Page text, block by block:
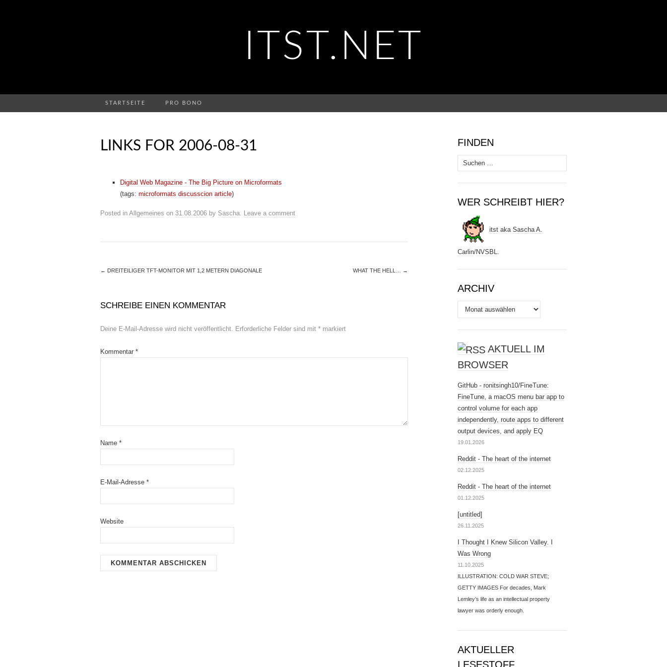
ITST.NET
STARTSEITE PRO BONO
nach:
LINKS FOR 2006-08-31
Digital Web Magazine - The Big Picture on Microformats
(tags: microformats discusscion article)
Posted in Allgemeines on 31.08.2006 by Sascha. Leave a comment
← DREITEILIGER TFT-MONITOR MIT 1,2 METERN DIAGONALE WHAT THE HELL… →
SCHREIBE EINEN KOMMENTAR
Deine E-Mail-Adresse wird nicht veröffentlicht. Erforderliche Felder sind mit * markiert
Kommentar *
Name *
E-Mail-Adresse *
Website
FINDEN
Suchen
nach:
WER SCHREIBT HIER?
itst aka Sascha A.
Carlin/NVSBL.
ARCHIV
Archiv
AKTUELL IM
BROWSER
GitHub - ronitsingh10/FineTune:
FineTune, a macOS menu bar app to
control volume for each app
independently, route apps to different
output devices, and apply EQ
19.01.2026
Reddit - The heart of the internet
02.12.2025
Reddit - The heart of the internet
01.12.2025
[untitled]
26.11.2025
I Thought I Knew Silicon Valley. I
Was Wrong
11.10.2025
ILLUSTRATION: COLD WAR STEVE;
GETTY IMAGES For decades, Mark
Lemley’s life as an intellectual property
lawyer was orderly enough.
AKTUELLER
LESESTOFF